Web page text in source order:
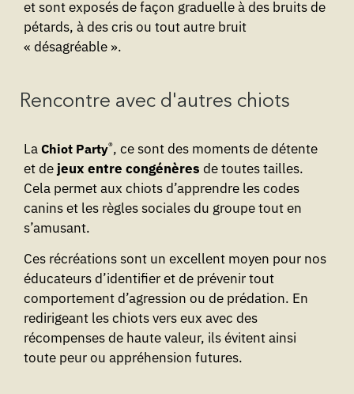
et sont exposés de façon graduelle à des bruits de
pétards, à des cris ou tout autre bruit
« désagréable ».
Rencontre avec d'autres chiots
La Chiot Party®, ce sont des moments de détente
et de jeux entre congénères de toutes tailles.
Cela permet aux chiots d’apprendre les codes
canins et les règles sociales du groupe tout en
s’amusant.
Ces récréations sont un excellent moyen pour nos
éducateurs d’identifier et de prévenir tout
comportement d’agression ou de prédation. En
redirigeant les chiots vers eux avec des
récompenses de haute valeur, ils évitent ainsi
toute peur ou appréhension futures.